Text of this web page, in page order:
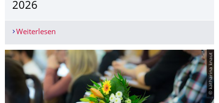
2026
Weiterlesen
© katharina knaut